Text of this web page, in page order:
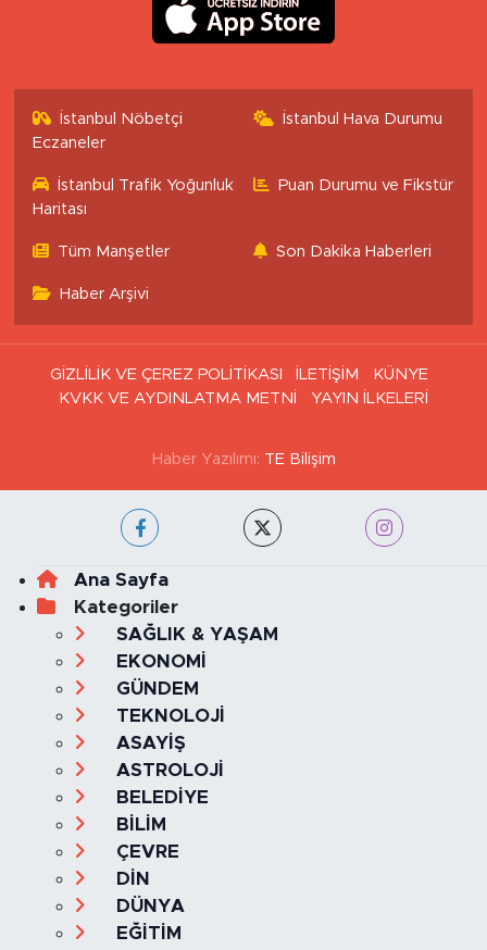
İstanbul Nöbetçi
Eczaneler
İstanbul Hava Durumu
İstanbul Trafik Yoğunluk
Haritası
Puan Durumu ve Fikstür
Tüm Manşetler Son Dakika Haberleri
Haber Arşivi
GİZLİLİK VE ÇEREZ POLİTİKASI İLETİŞİM
KÜNYE
KVKK VE AYDINLATMA METNİ
YAYIN İLKELERİ
Haber Yazılımı: TE Bilişim
Ana Sayfa
Kategoriler
SAĞLIK & YAŞAM
EKONOMİ
GÜNDEM
TEKNOLOJİ
ASAYİŞ
ASTROLOJİ
BELEDİYE
BİLİM
ÇEVRE
DİN
DÜNYA
EĞİTİM